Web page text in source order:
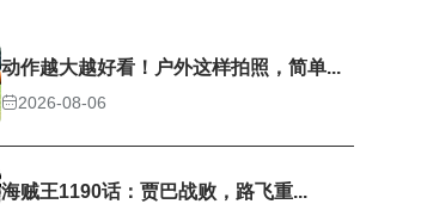
动作越大越好看！户外这样拍照，简单...
2026-08-06
海贼王1190话：贾巴战败，路飞重...